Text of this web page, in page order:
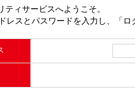
ティサービスへようこそ。
レスとパスワードを入力し、「